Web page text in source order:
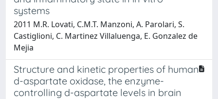
systems
2011 M.R. Lovati, C.M.T. Manzoni, A. Parolari, S.
Castiglioni, C. Martinez Villaluenga, E. Gonzalez de
Mejia
Structure and kinetic properties of human
d-aspartate oxidase, the enzyme-
controlling d-aspartate levels in brain